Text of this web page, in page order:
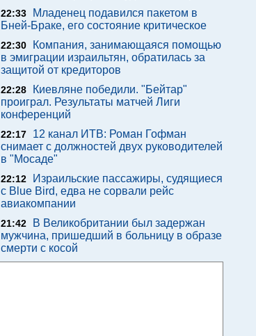
22:33
Младенец подавился пакетом в
Бней-Браке, его состояние критическое
22:30
Компания, занимающаяся помощью
в эмиграции израильтян, обратилась за
защитой от кредиторов
22:28
Киевляне победили. "Бейтар"
проиграл. Результаты матчей Лиги
конференций
22:17
12 канал ИТВ: Роман Гофман
снимает с должностей двух руководителей
в "Мосаде"
22:12
Израильские пассажиры, судящиеся
с Blue Bird, едва не сорвали рейс
авиакомпании
21:42
В Великобритании был задержан
мужчина, пришедший в больницу в образе
смерти с косой